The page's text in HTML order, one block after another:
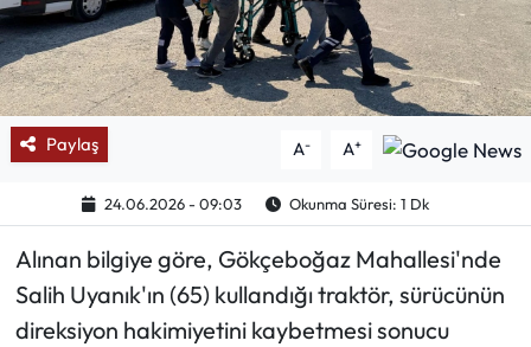
Paylaş A- A+
24.06.2026 - 09:03 Okunma Süresi: 1 Dk
​Alınan bilgiye göre, Gökçeboğaz Mahallesi'nde
Salih Uyanık'ın (65) kullandığı traktör, sürücünün
direksiyon hakimiyetini kaybetmesi sonucu
Röportaj
Manşet
Köşe Yazıları
Karikatür Galeri
BIK
ASTROLOJİ